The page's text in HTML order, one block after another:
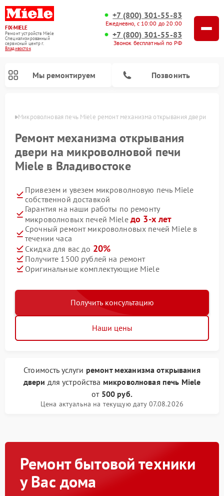
FIX-MIELE
Ремонт устройств Miele
Специализированный
cервисный центр г.
Владивосток
+7 (800) 301-55-83
Ежедневно, с 10:00 до 20:00
+7 (800) 301-55-83
Звонок бесплатный по РФ
Мы ремонтируем Позвонить
Микроволновая печь Miele ремонт механизма открывания двери
Ремонт механизма открывания
двери на микроволновой печи
Miele в Владивостоке
Привезем и увезем микроволновую печь Miele
собственной доставкой
Гарантия на наши работы по ремонту
микроволновых печей Miele до 3-х лет
Срочный ремонт микроволновых печей Miele в
течении часа
Скидка для вас до 20%
Получите 1500 рублей на ремонт
Оригинальные комплектующие Miele
Получить консультацию
Наши цены
Стоимость услуги ремонт механизма открывания
двери для устройства микроволновая печь Miele
от 500 руб.
Цена актуальна на текущую дату 07.08.2026
Ремонт бытовой техники
у Вас дома